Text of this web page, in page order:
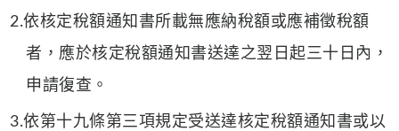
2.依核定稅額通知書所載無應納稅額或應補徵稅額
者，應於核定稅額通知書送達之翌日起三十日內，
申請復查。
3.依第十九條第三項規定受送達核定稅額通知書或以